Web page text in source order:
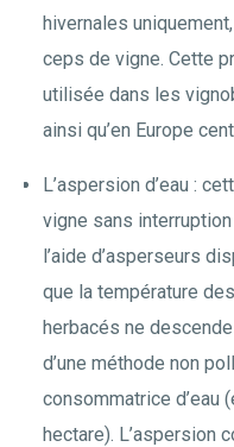
hivernales
ceps de vigne. Cette
utilisée dans les
ainsi qu’en Europe
L’aspersion d’eau :
vigne sans
l’aide d’asperseurs
que la température
herbacés ne
d’une méthode non
consommatrice d’eau
hectare). L’aspersion